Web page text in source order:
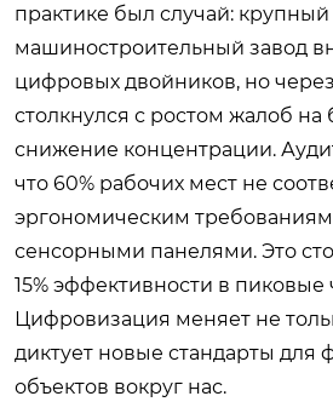
практике был случай: крупный
машиностроительный завод
цифровых двойников, но
столкнулся с ростом жалоб на
снижение концентрации.
что 60% рабочих мест не
эргономическим
сенсорными панелями. Это
15% эффективности в пиковые
Цифровизация меняет не
диктует новые стандарты для
объектов вокруг нас.